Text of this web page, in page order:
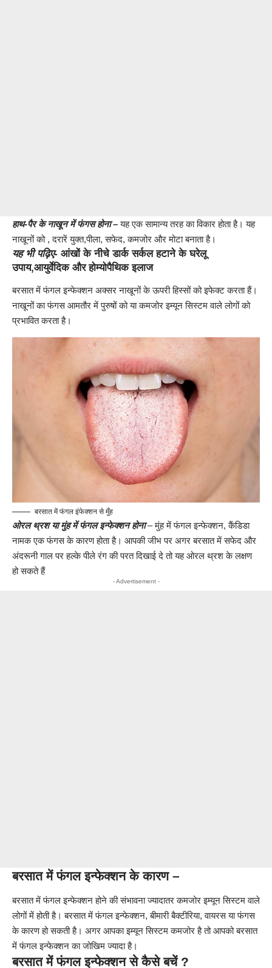
हाथ-पैर के नाखून में फंगस होना – यह एक सामान्य तरह का विकार होता है। यह
नाखूनों को , दरारें युक्त,पीला, सफेद, कमजोर और मोटा बनाता है।
यह भी पढ़िए- आंखों के नीचे डार्क सर्कल हटाने के घरेलू
उपाय,आयुर्वेदिक और होम्योपैथिक इलाज
बरसात में फंगल इन्फेक्शन अक्सर नाखूनों के ऊपरी हिस्सों को इफेक्ट करता हैं।
नाखूनों का फंगस आमतौर में पुरुषों को या कमजोर इम्यून सिस्टम वाले लोगों को
प्रभावित करता है।
बरसात में फंगल इंफेक्शन से मुँह
ओरल थ्रश या मुंह में फंगल इन्फेक्शन होना – मुंह में फंगल इन्फेक्शन, कैंडिडा
नामक एक फंगस के कारण होता है। आपकी जीभ पर अगर बरसात में सफेद और
अंदरूनी गाल पर हल्के पीले रंग की परत दिखाई दे तो यह ओरल थ्रश के लक्षण
हो सकते हैं
- Advertisement -
बरसात में फंगल इन्फेक्शन के कारण –
बरसात में फंगल इन्फेक्शन होने की संभावना ज्यादातर कमजोर इम्यून सिस्टम वाले
लोगों में होती है। बरसात में फंगल इन्फेक्शन, बीमारी बैक्टीरिया, वायरस या फंगस
के कारण हो सकती है। अगर आपका इम्यून सिस्टम कमजोर है तो आपको बरसात
में फंगल इन्फेक्शन का जोखिम ज्यादा है।
बरसात में फंगल इन्फेक्शन से कैसे बचें ?